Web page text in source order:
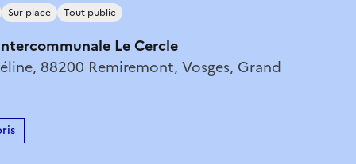
Sur place Tout public
Le Cercle
88200 Remiremont, Vosges, Grand